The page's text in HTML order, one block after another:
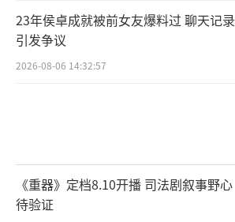
23年侯卓成就被前女友爆料过 聊天记录
引发争议
2026-08-06 14:32:57
《重器》定档8.10开播 司法剧叙事野心
待验证